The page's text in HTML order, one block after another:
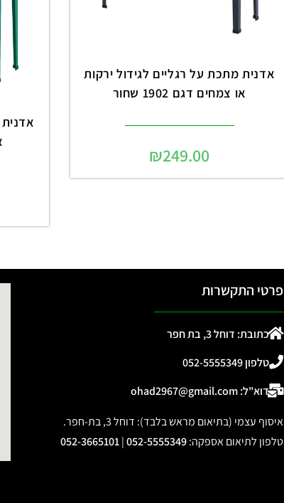
אדנית מתכת על רגליים לגידול ירקות
או צמחים דגם 1902 שחור
₪249.00
פרטי התקשרות
כתובת: דוחל 3, בת חפר
טלפון 052-5555349
דוא"ל: ohad2967@gmail.com
איסוף עצמי (בתיאום מראש בלבד): דוחל 3, בת-חפר.
טלפון לתיאום אספקה:
052-5555349
|
052-3665101